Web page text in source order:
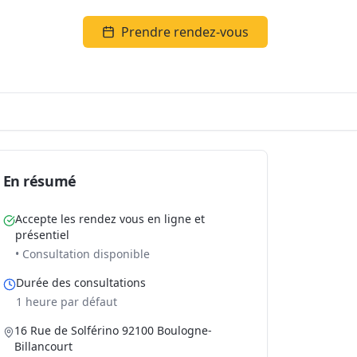
Prendre rendez-vous
En résumé
Accepte les rendez vous en ligne et
présentiel
• Consultation disponible
Durée des consultations
1 heure par défaut
16 Rue de Solférino 92100 Boulogne-
Billancourt